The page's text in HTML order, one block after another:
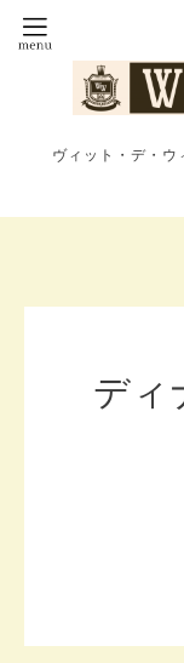
ヴィット・デ・
ディ